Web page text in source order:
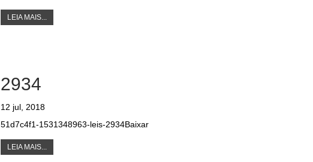
LEIA MAIS...
2934
12 jul, 2018
51d7c4f1-1531348963-leis-2934Baixar
LEIA MAIS...